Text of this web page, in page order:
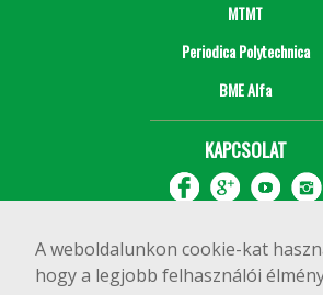
A weboldalunkon cookie-kat
hogy a legjobb felhasználói
MTMT
Periodica Polytechnica
BME Alfa
KAPCSOLAT